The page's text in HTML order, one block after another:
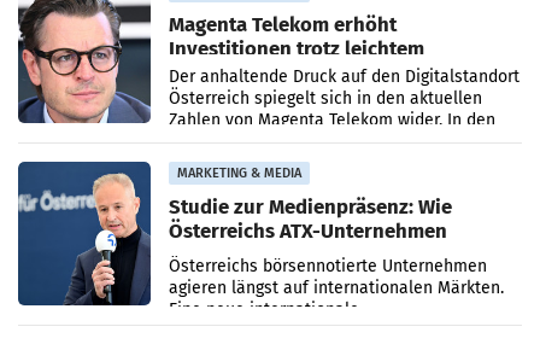
Magenta Telekom erhöht
Investitionen trotz leichtem
Umsatzrückgang
Der anhaltende Druck auf den Digitalstandort
Österreich spiegelt sich in den aktuellen
Zahlen von Magenta Telekom wider. In den
ersten sechs Monaten des laufenden Jahres
verzeichnete
MARKETING & MEDIA
Studie zur Medienpräsenz: Wie
Österreichs ATX-Unternehmen
international wahrgenommen
werden
Österreichs börsennotierte Unternehmen
agieren längst auf internationalen Märkten.
Eine neue internationale
Medienresonanzanalyse untersucht die